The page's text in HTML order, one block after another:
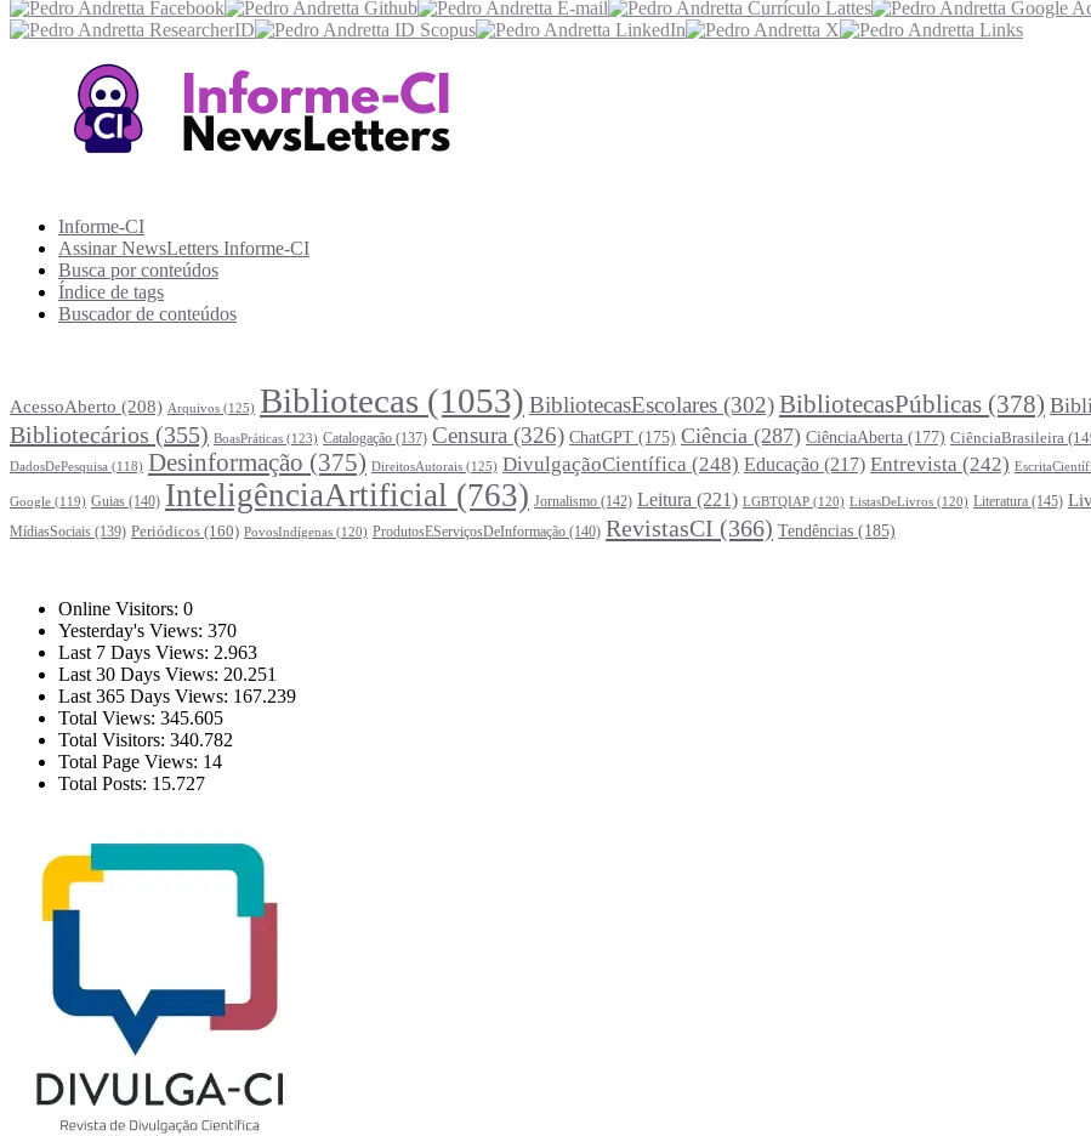
Informe-CI
Assinar NewsLetters Informe-CI
Busca por conteúdos
Índice de tags
Buscador de conteúdos
AcessoAberto (208) Arquivos (125) Bibliotecas (1053) BibliotecasEscolares (302)BibliotecasPúblicas (378)
Bibliotecários (355) BoasPráticas (123) Catalogação (137) Censura (326) ChatGPT (175) Ciência (287) CiênciaAberta (177) CiênciaBrasileira
DadosDePesquisa (118) Desinformação (375) DireitosAutorais (125) DivulgaçãoCientífica (248) Educação (217) Entrevista (242)
Google (119) Guias (140) InteligênciaArtificial (763) Jornalismo (142) Leitura (221) LGBTQIAP (120) ListasDeLivros (120) Literatura (145)
MídiasSociais (139) Periódicos (160) PovosIndígenas (120) ProdutosEServiçosDeInformação (140) RevistasCI (366) Tendências (185)
Online Visitors: 0
Yesterday's Views: 370
Last 7 Days Views: 2.963
Last 30 Days Views: 20.251
Last 365 Days Views: 167.239
Total Views: 345.605
Total Visitors: 340.782
Total Page Views: 14
Total Posts: 15.727